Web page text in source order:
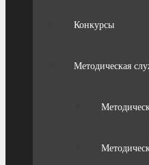
Конкурсы
Методическая